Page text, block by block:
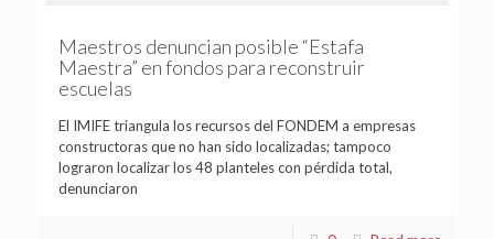
Maestros denuncian posible “Estafa
Maestra” en fondos para reconstruir
escuelas
El IMIFE triangula los recursos del FONDEM a empresas
constructoras que no han sido localizadas; tampoco
lograron localizar los 48 planteles con pérdida total,
denunciaron